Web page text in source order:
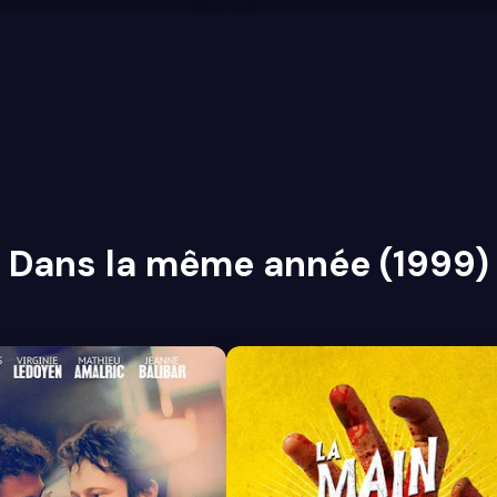
Dans la même année (1999)